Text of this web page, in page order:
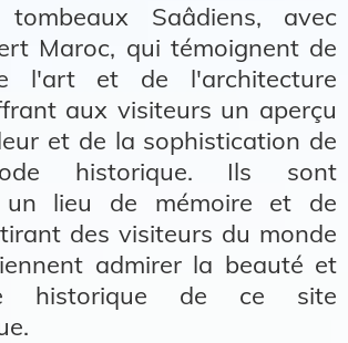
Saâdiens, avec
Maroc, qui témoignent de
l'art et de l'architecture
aux visiteurs un aperçu
et de la sophistication de
historique. Ils sont
un lieu de mémoire et de
des visiteurs du monde
admirer la beauté et
historique de ce site